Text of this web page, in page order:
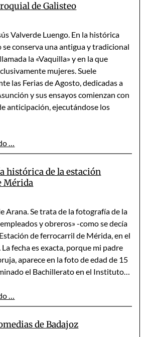
de Galisteo
Valverde Luengo. En la histórica
conserva una antigua y tradicional
la «Vaquilla» y en la que
mujeres. Suele
las Ferias de Agosto, dedicadas a
y sus ensayos comienzan con
anticipación, ejecutándose los
…
histórica de la estación
Mérida
Arana. Se trata de la fotografía de la
y obreros» -como se decía
de ferrocarril de Mérida, en el
fecha es exacta, porque mi padre
aparece en la foto de edad de 15
el Bachillerato en el Instituto…
…
de Badajoz